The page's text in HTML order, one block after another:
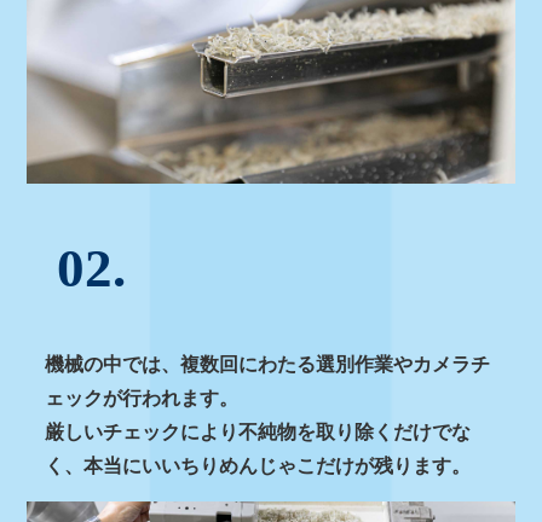
02.
機械の中では、複数回にわたる選別作業やカメラチ
ェックが行われます。
厳しいチェックにより不純物を取り除くだけでな
く、本当にいいちりめんじゃこだけが残ります。